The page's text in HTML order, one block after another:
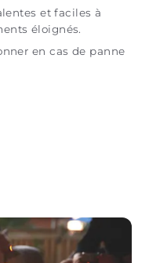
et faciles à
éloignés.
en cas de panne